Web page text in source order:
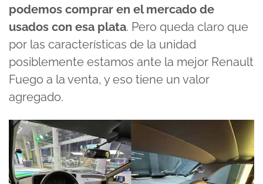
podemos comprar en el mercado de
usados con esa plata. Pero queda claro que
por las características de la unidad
posiblemente estamos ante la mejor Renault
Fuego a la venta, y eso tiene un valor
agregado.